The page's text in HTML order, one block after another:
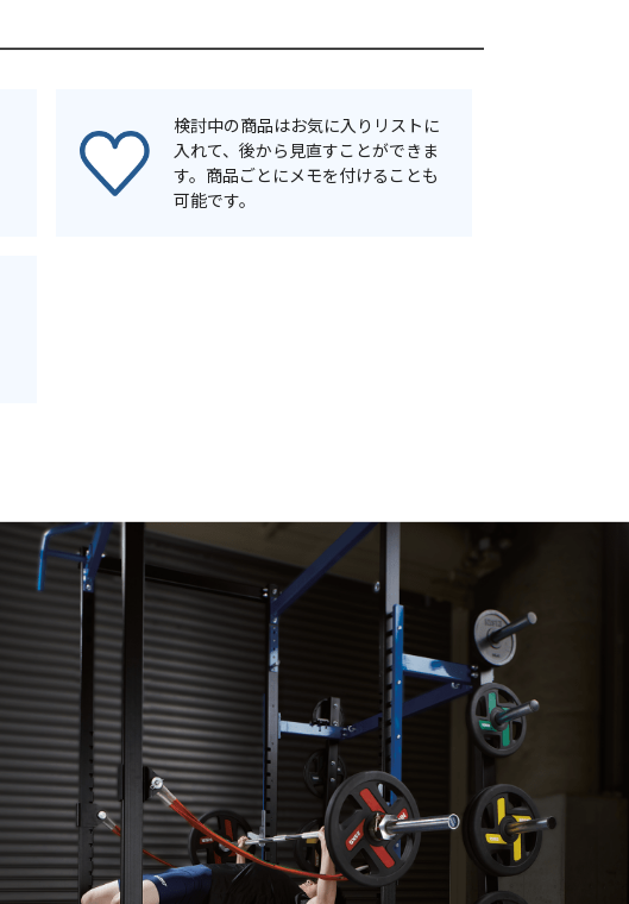
検討中の商品はお気に入りリストに
入れて、後から見直すことができま
す。商品ごとにメモを付けることも
可能です。